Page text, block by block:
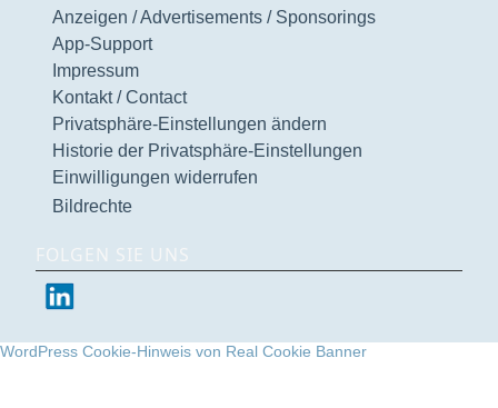
Anzeigen / Advertisements / Sponsorings
App-Support
Impressum
Kontakt / Contact
Privatsphäre-Einstellungen ändern
Historie der Privatsphäre-Einstellungen
Einwilligungen widerrufen
Bildrechte
FOLGEN SIE UNS
WordPress Cookie-Hinweis von Real Cookie Banner